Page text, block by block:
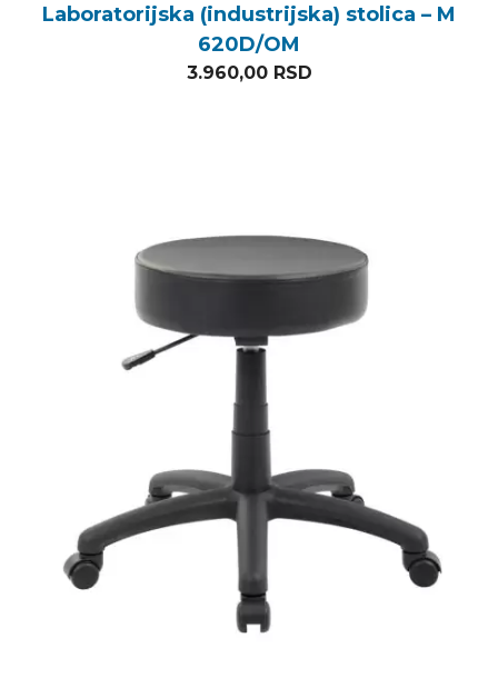
Laboratorijska (industrijska) stolica – M
620D/OM
3.960,00 RSD